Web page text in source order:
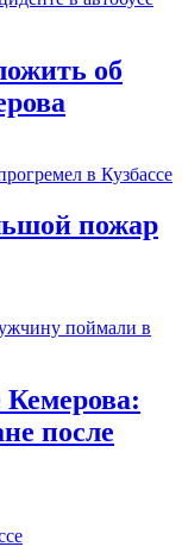
об
пожар
Кемерова:
после